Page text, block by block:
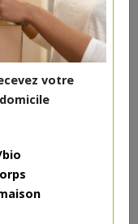
votre
de gluten,
équitable
certifiés et
100% du